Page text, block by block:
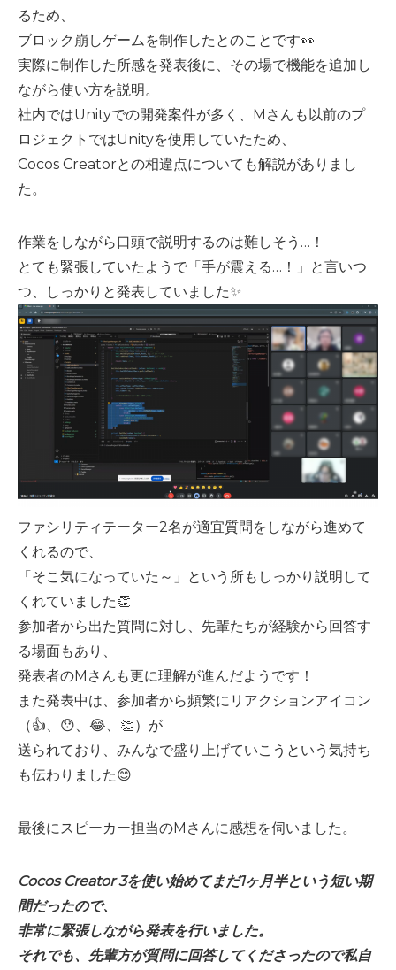
るため、
ブロック崩しゲームを制作したとのことです👀
実際に制作した所感を発表後に、その場で機能を追加し
ながら使い方を説明。
社内ではUnityでの開発案件が多く、Mさんも以前のプ
ロジェクトではUnityを使用していたため、
Cocos Creatorとの相違点についても解説がありまし
た。
作業をしながら口頭で説明するのは難しそう…！
とても緊張していたようで「手が震える…！」と言いつ
つ、しっかりと発表していました✨️
ファシリティテーター2名が適宜質問をしながら進めて
くれるので、
「そこ気になっていた～」という所もしっかり説明して
くれていました👏
参加者から出た質問に対し、先輩たちが経験から回答す
る場面もあり、
発表者のMさんも更に理解が進んだようです！
また発表中は、参加者から頻繁にリアクションアイコン
（👍️、😯、😂、👏）が
送られており、みんなで盛り上げていこうという気持ち
も伝わりました😊
最後にスピーカー担当のMさんに感想を伺いました。
Cocos Creator 3を使い始めてまだ1ヶ月半という短い期
間だったので、
非常に緊張しながら発表を行いました。
それでも、先輩方が質問に回答してくださったので私自